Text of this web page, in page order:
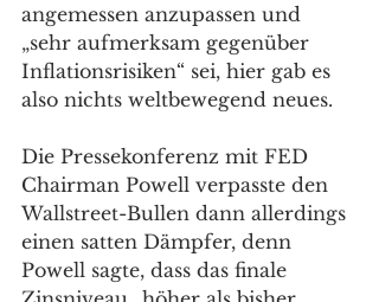
angemessen anzupassen und
„sehr aufmerksam gegenüber
Inflationsrisiken“ sei, hier gab es
also nichts weltbewegend neues.
Die Pressekonferenz mit FED
Chairman Powell verpasste den
Wallstreet-Bullen dann allerdings
einen satten Dämpfer, denn
Powell sagte, dass das finale